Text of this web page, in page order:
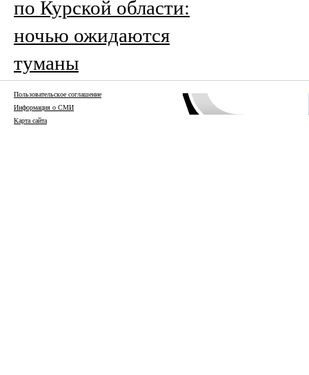
по Курской области:
ночью ожидаются
туманы
Пользовательское соглашение
Информация о СМИ
Карта сайта